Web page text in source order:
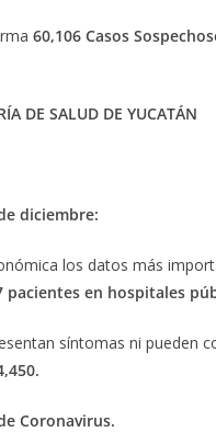
60,106 Casos
DE SALUD DE YUCATÁN
diciembre:
los datos más
pacientes en hospitales
síntomas ni pueden
Coronavirus.